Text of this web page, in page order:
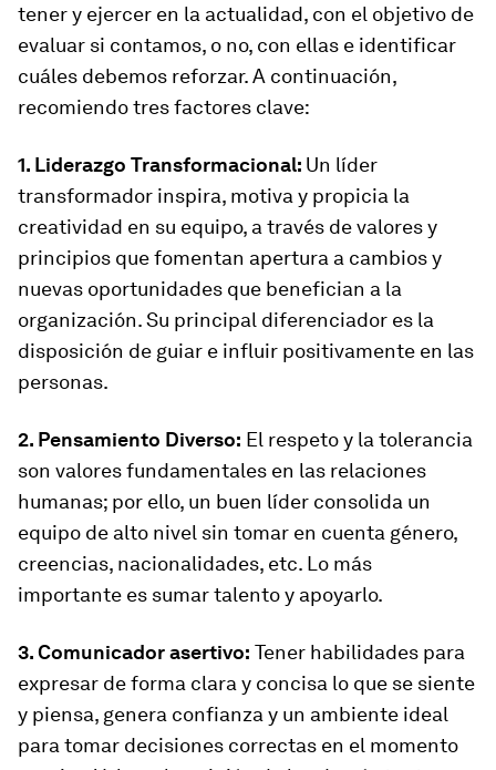
tener y ejercer en la actualidad, con el objetivo de
evaluar si contamos, o no, con ellas e identificar
cuáles debemos reforzar. A continuación,
recomiendo tres factores clave:
1. Liderazgo Transformacional: Un líder
transformador inspira, motiva y propicia la
creatividad en su equipo, a través de valores y
principios que fomentan apertura a cambios y
nuevas oportunidades que benefician a la
organización. Su principal diferenciador es la
disposición de guiar e influir positivamente en las
personas.
2. Pensamiento Diverso: El respeto y la tolerancia
son valores fundamentales en las relaciones
humanas; por ello, un buen líder consolida un
equipo de alto nivel sin tomar en cuenta género,
creencias, nacionalidades, etc. Lo más
importante es sumar talento y apoyarlo.
3. Comunicador asertivo: Tener habilidades para
expresar de forma clara y concisa lo que se siente
y piensa, genera confianza y un ambiente ideal
para tomar decisiones correctas en el momento